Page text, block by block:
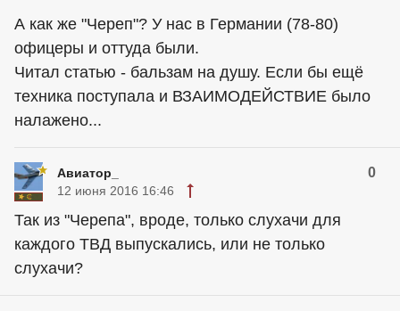
А как же "Череп"? У нас в Германии (78-80)
офицеры и оттуда были.
Читал статью - бальзам на душу. Если бы ещё
техника поступала и ВЗАИМОДЕЙСТВИЕ было
налажено...
Авиатор_ 0
12 июня 2016 16:46
Так из "Черепа", вроде, только слухачи для
каждого ТВД выпускались, или не только
слухачи?